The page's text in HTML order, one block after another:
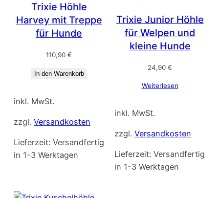
Trixie Höhle
Harvey mit Treppe
für Hunde
110,90€
In den Warenkorb
inkl. MwSt.
zzgl. Versandkosten
Lieferzeit: Versandfertig
in 1-3 Werktagen
Trixie Junior Höhle
für Welpen und
kleine Hunde
24,90€
Weiterlesen
inkl. MwSt.
zzgl.Versandkosten
Lieferzeit:Versandfertig
in 1-3 Werktagen